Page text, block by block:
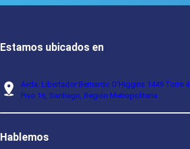
Estamos ubicados en
Avda. Libertador Bernardo O’Higgins 1449 Torre 4
Piso 16, Santiago, Región Metropolitana.
Hablemos